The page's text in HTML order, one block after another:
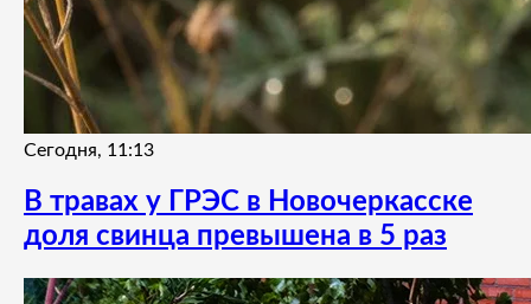
Сегодня, 11:13
В травах у ГРЭС в Новочеркасске
доля свинца превышена в 5 раз